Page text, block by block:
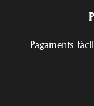
Pagaments